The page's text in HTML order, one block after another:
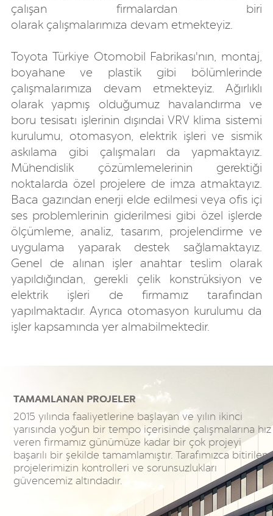
çalışan firmalardan biri
olarak çalışmalarımıza devam etmekteyiz.
Toyota Türkiye Otomobil Fabrikası'nın, montaj,
boyahane ve plastik gibi bölümlerinde
çalışmalarımıza devam etmekteyiz. Ağırlıklı
olarak yapmış olduğumuz havalandırma ve
boru tesisatı işlerinin dışındai VRV klima sistemi
kurulumu, otomasyon, elektrik işleri ve sismik
askılama gibi çalışmaları da yapmaktayız.
Mühendislik çözümlemelerinin gerektiği
noktalarda özel projelere de imza atmaktayız.
Baca gazından enerji elde edilmesi veya ofis içi
ses problemlerinin giderilmesi gibi özel işlerde
ölçümleme, analiz, tasarım, projelendirme ve
uygulama yaparak destek sağlamaktayız.
Genel de alınan işler anahtar teslim olarak
yapıldığından, gerekli çelik konstrüksiyon ve
elektrik işleri de firmamız tarafından
yapılmaktadır. Ayrıca otomasyon kurulumu da
işler kapsamında yer almabilmektedir.
TAMAMLANAN PROJELER
2015 yılında faaliyetlerine başlayan ve yılın ikinci
yarısında yoğun bir tempo içerisinde çalışmalarına hız
veren firmamız günümüze kadar bir çok projeyi
başarılı bir şekilde tamamlamıştır. Tarafımızca bitirilen
projelerimizin kontrolleri ve sorunsuzlukları
güvencemiz altındadır.